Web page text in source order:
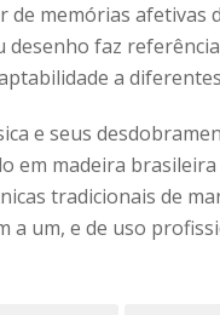
de memórias afetivas
desenho faz
a
e seus
em madeira
tradicionais de
a um, e de uso